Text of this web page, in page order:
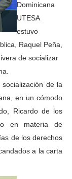
Dominicana
UTESA
estuvo
Raquel Peña,
de socializar
de la
en un cómodo
Ricardo de los
en materia de
de los derechos
a la carta